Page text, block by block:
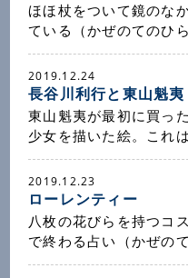
ほほ杖をついて鏡のな
ている（かぜのてのひ
2019.12.24
長谷川利行と東山魁夷
東山魁夷が最初に買っ
少女を描いた絵。これ
2019.12.23
ローレンティー
八枚の花びらを持つコ
で終わる占い（かぜの